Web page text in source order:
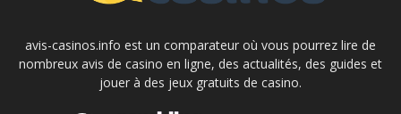
avis-casinos.info est un comparateur où vous pourrez lire de
nombreux avis de casino en ligne, des actualités, des guides et
jouer à des jeux gratuits de casino.